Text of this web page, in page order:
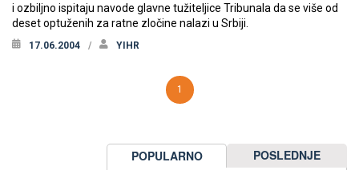
i ozbiljno ispitaju navode glavne tužiteljice Tribunala da se više od
deset optuženih za ratne zločine nalazi u Srbiji.
17.06.2004 YIHR
1
POPULARNO POSLEDNJE